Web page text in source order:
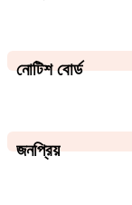
নোটিশ বোর্ড
জনপ্রিয়